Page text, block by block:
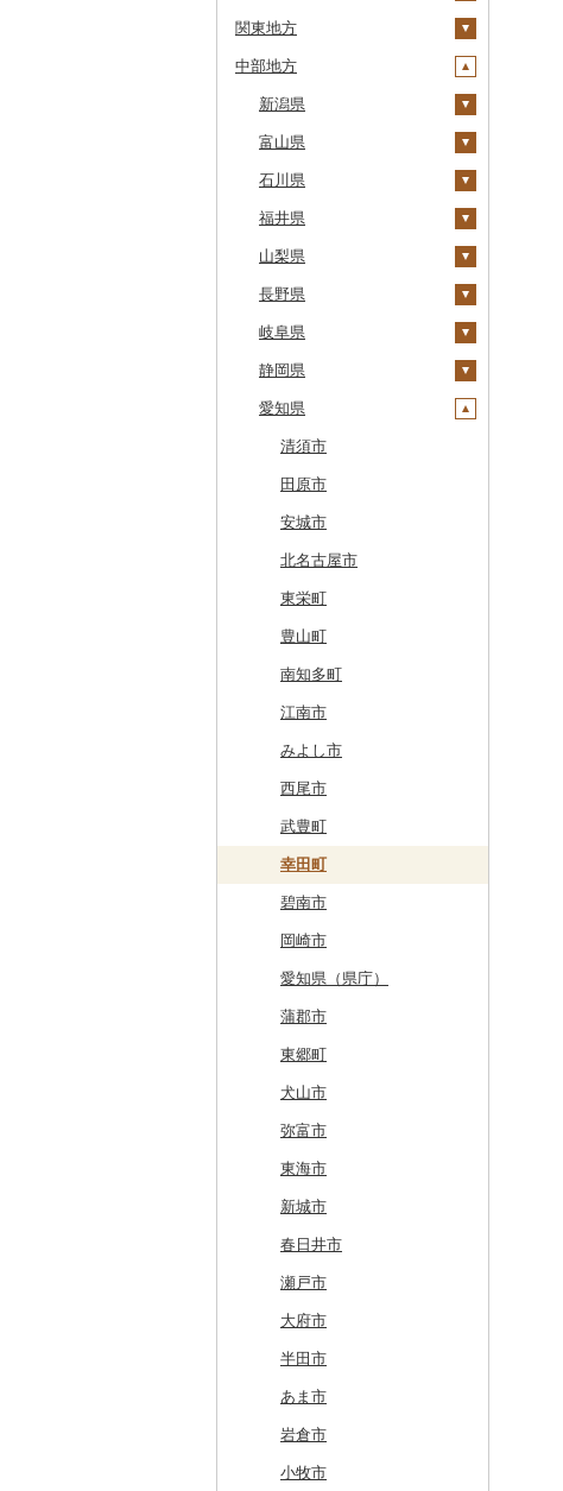
八雲町
鹿部町
江差町
白老町
せたな町
旭川市
森町
稚内市
標津町
清里町
北斗市
留萌市
白糠町
釧路町
名寄市
美唄市
厚岸町
南富良野町
上富良野町
和寒町
紋別市
乙部町
根室市
三笠市
東川町
厚真町
奥尻町
網走市
浦河町
広尾町
中札内村
滝川市
比布町
鶴居村
釧路市
苫前町
当別町
占冠村
上士幌町
青森県
十和田市
大鰐町
南部町
五戸町
藤崎町
六ヶ所村
東北町
三戸町
東通村
黒石市
おいらせ町
鶴田町
階上町
深浦町
青森市
田子町
新郷村
横浜町
野辺地町
佐井村
六戸町
五所川原市
平川市
蓬田村
中泊町
外ヶ浜町
つがる市
弘前市
鰺ヶ沢町
むつ市
田舎館村
青森県（県庁）
三沢市
西目屋村
岩手県
宮古市
軽米町
岩手町
矢巾町
釜石市
野田村
普代村
一戸町
陸前高田市
紫波町
滝沢市
住田町
葛巻町
花巻市
岩泉町
田野畑村
盛岡市
遠野市
奥州市
雫石町
岩手県（県庁）
一関市
久慈市
西和賀町
北上市
平泉町
洋野町
大船渡市
山田町
大槌町
宮城県
柴田町
色麻町
丸森町
大衡村
加美町
利府町
白石市
登米市
山元町
名取市
川崎町
村田町
栗原市
富谷市
岩沼市
七ヶ宿町
大崎市
塩竈市
石巻市
多賀城市
宮城県（県庁）
亘理町
蔵王町
女川町
気仙沼市
美里町
松島町
大和町
大郷町
南三陸町
仙台市
大河原町
角田市
涌谷町
東松島市
秋田県
大潟村
横手市
能代市
小坂町
仙北市
井川町
潟上市
三種町
藤里町
湯沢市
大館市
由利本荘市
にかほ市
羽後町
秋田県（県庁）
秋田市
男鹿市
美郷町
東成瀬村
五城目町
北秋田市
八峰町
鹿角市
大仙市
八郎潟町
山形県
村山市
尾花沢市
上山市
河北町
酒田市
新庄市
長井市
小国町
南陽市
中山町
庄内町
大石田町
川西町
鶴岡市
山形県（県庁）
金山町
東根市
飯豊町
鮭川村
大蔵村
山辺町
戸沢村
舟形町
最上町
真室川町
寒河江市
西川町
高畠町
山形市
三川町
大江町
米沢市
福島県
天栄村
広野町
鏡石町
須賀川市
小野町
棚倉町
古殿町
昭和村
下郷町
西郷村
二本松市
猪苗代町
川俣町
郡山市
西会津町
玉川村
いわき市
南会津町
田村市
磐梯町
三春町
本宮市
柳津町
鮫川村
福島市
新地町
葛尾村
三島町
桑折町
矢吹町
国見町
檜枝岐村
喜多方市
関東地方
茨城県
土浦市
取手市
つくば市
稲敷市
潮来市
五霞町
北茨城市
境町
かすみがうら市
牛久市
常陸太田市
つくばみらい市
下妻市
茨城町
神栖市
常総市
東海村
美浦村
大洗町
河内町
ひたちなか市
龍ケ崎市
守谷市
常陸大宮市
笠間市
行方市
結城市
城里町
水戸市
鉾田市
桜川市
石岡市
茨城県（県庁）
坂東市
小美玉市
日立市
大子町
栃木県
那須塩原市
市貝町
塩谷町
上三川町
佐野市
真岡市
高根沢町
大田原市
栃木市
日光市
小山市
宇都宮市
栃木県（県庁）
那珂川町
茂木町
那須烏山市
矢板市
さくら市
足利市
那須町
鹿沼市
下野市
益子町
芳賀町
野木町
群馬県
榛東村
下仁田町
玉村町
安中市
川場村
昭和村
甘楽町
明和町
沼田市
桐生市
吉岡町
太田市
高山村
みどり市
千代田町
みなかみ町
片品村
富岡市
館林市
伊勢崎市
東吾妻町
前橋市
藤岡市
邑楽町
板倉町
嬬恋村
草津町
高崎市
群馬県（県庁）
大泉町
長野原町
中之条町
埼玉県
春日部市
蕨市
戸田市
毛呂山町
久喜市
ふじみ野市
川島町
上里町
川口市
飯能市
長瀞町
羽生市
小鹿野町
坂戸市
鳩山町
埼玉県（県庁）
神川町
東秩父村
横瀬町
三芳町
幸手市
日高市
蓮田市
川越市
宮代町
吉見町
東松山市
入間市
志木市
北本市
桶川市
加須市
三郷市
八潮市
千葉県
勝浦市
袖ケ浦市
我孫子市
長柄町
芝山町
八千代市
横芝光町
多古町
白子町
栄町
香取市
習志野市
銚子市
君津市
旭市
南房総市
八街市
東金市
九十九里町
いすみ市
東庄町
館山市
大網白里市
一宮町
佐倉市
木更津市
茂原市
野田市
山武市
鴨川市
印西市
神崎町
船橋市
東京都
八王子市
日野市
昭島市
武蔵村山市
葛飾区
小金井市
墨田区
東久留米市
利島村
瑞穂町
大島町
府中市
国分寺市
東村山市
中央区
あきる野市
中野区
荒川区
北区
多摩市
稲城市
世田谷区
日の出町
板橋区
渋谷区
千代田区
新宿区
江東区
青梅市
国立市
品川区
福生市
神奈川県
南足柄市
松田町
大井町
中井町
愛川町
山北町
真鶴町
清川村
開成町
藤沢市
神奈川県（県庁）
鎌倉市
大和市
伊勢原市
小田原市
湯河原町
秦野市
綾瀬市
横須賀市
三浦市
大磯町
箱根町
横浜市
茅ヶ崎市
川崎市
厚木市
海老名市
相模原市
座間市
二宮町
中部地方
新潟県
十日町市
弥彦村
阿賀町
出雲崎町
魚沼市
佐渡市
燕市
南魚沼市
関川村
新発田市
加茂市
小千谷市
田上町
五泉市
三条市
見附市
糸魚川市
胎内市
上越市
阿賀野市
津南町
新潟県（県庁）
柏崎市
村上市
妙高市
聖籠町
刈羽村
湯沢町
新潟市
富山県
射水市
氷見市
朝日町
高岡市
魚津市
砺波市
入善町
黒部市
立山町
富山県（県庁）
小矢部市
滑川市
富山市
南砺市
石川県
羽咋市
七尾市
白山市
穴水町
輪島市
中能登町
石川県（県庁）
野々市市
能登町
能美市
津幡町
宝達志水町
金沢市
内灘町
かほく市
小松市
志賀町
加賀市
福井県
美浜町
小浜市
越前町
若狭町
鯖江市
高浜町
勝山市
福井県（県庁）
越前市
坂井市
あわら市
福井市
大野市
敦賀市
おおい町
永平寺町
山梨県
富士吉田市
甲斐市
山梨市
富士川町
大月市
富士河口湖町
韮崎市
南アルプス市
市川三郷町
都留市
山梨県（県庁）
道志村
忍野村
笛吹市
中央市
北杜市
鳴沢村
西桂町
身延町
早川町
南部町
昭和町
甲府市
甲州市
丹波山村
長野県
高森町
御代田町
飯田市
青木村
南箕輪村
長野県（県庁）
上松町
高山村
南木曽町
朝日村
長野市
根羽村
池田町
須坂市
川上村
信濃町
南牧村
伊那市
立科町
東御市
中野市
豊丘村
売木村
小諸市
木曽町
箕輪町
駒ヶ根市
王滝村
千曲市
辰野町
茅野市
岐阜県
養老町
八百津町
池田町
関市
瑞穂市
飛騨市
岐南町
大野町
山県市
羽島市
本巣市
川辺町
大垣市
輪之内町
神戸町
瑞浪市
中津川市
高山市
郡上市
白川村
御嵩町
海津市
関ケ原町
七宗町
笠松町
東白川村
土岐市
岐阜県（県庁）
下呂市
多治見市
静岡県
下田市
静岡市
吉田町
函南町
藤枝市
御殿場市
浜松市
伊東市
島田市
沼津市
伊豆市
裾野市
焼津市
富士宮市
河津町
袋井市
熱海市
掛川市
伊豆の国市
小山町
森町
川根本町
富士市
御前崎市
東伊豆町
西伊豆町
清水町
南伊豆町
松崎町
愛知県
清須市
田原市
安城市
北名古屋市
東栄町
豊山町
南知多町
江南市
みよし市
西尾市
武豊町
幸田町
碧南市
岡崎市
愛知県（県庁）
蒲郡市
東郷町
犬山市
弥富市
東海市
新城市
春日井市
瀬戸市
大府市
半田市
あま市
岩倉市
小牧市